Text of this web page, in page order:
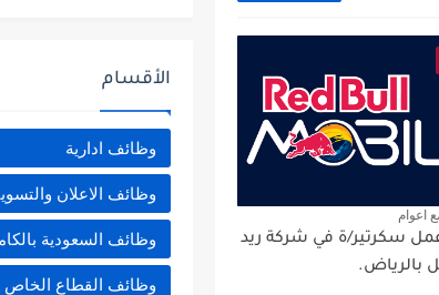
اعوام
سكرتير/ة في شركة ريد
بالرياض.
الأقسام
وظائف ادارية
وظائف الاعلان
وظائف السعودية
وظائف القطاع الخاص